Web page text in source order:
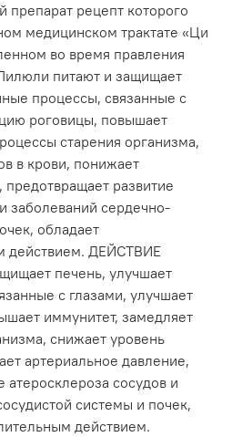
препарат рецепт которого
медицинском трактате «Ци
во время правления
питают и защищает
процессы, связанные с
роговицы, повышает
старения организма,
в крови, понижает
развитие
заболеваний сердечно-
обладает
действием. ДЕЙСТВИЕ
печень, улучшает
с глазами, улучшает
иммунитет, замедляет
снижает уровень
артериальное давление,
атеросклероза сосудов и
системы и почек,
действием.